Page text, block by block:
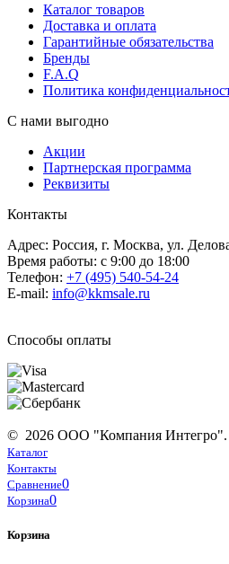
Каталог товаров
Доставка и оплата
Гарантийные обязательства
Бренды
F.A.Q
Политика
С нами выгодно
Акции
Партнерская программа
Реквизиты
Контакты
Адрес: Россия, г. Москва, ул.
Время работы: с 9:00 до 18:00
Телефон: +7 (495) 540-54-24
E-mail: info@kkmsale.ru
Способы оплаты
© 2026 ООО "Компания Интегро".
Каталог
Контакты
Сравнение0
Корзина0
Корзина